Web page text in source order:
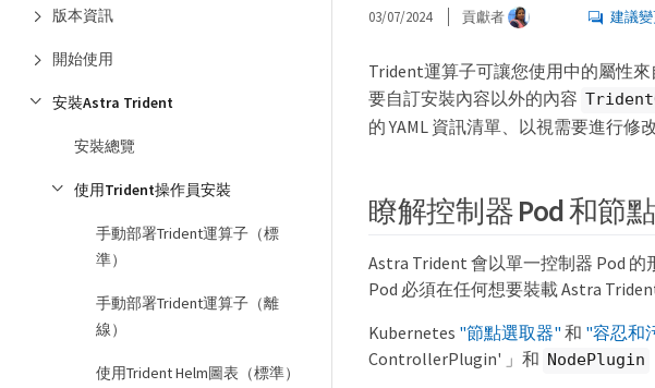
版本資訊
開始使用
安裝Astra Trident
安裝總覽
使用Trident操作員安裝
手動部署Trident運算子（標
準）
手動部署Trident運算子（離
線）
使用Trident Helm圖表（標準）
03/07/2024 貢獻者 建議變
Trident運算子可讓您使用中的屬性
要自訂安裝內容以外的內容
的 YAML 資訊清單、以視需要進行修改
瞭解控制器 Pod 和節
Astra Trident 會以單一控制器 Pod
Pod 必須在任何想要裝載 Astra
Kubernetes "節點選取器" 和 "容忍和
ControllerPlugin' 」和 NodePlugin